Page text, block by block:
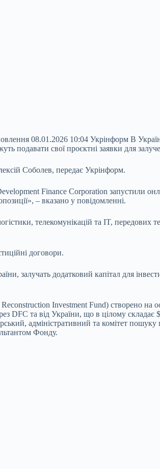
08.01.2026 10:04 Укрінформ В
подавати свої проєктні заявки для
Соболев, передає Укрінформ.
Finance Corporation запустили
– вказано у повідомленні.
телекомунікацій та IT, передових
договори.
залучать додатковий капітал для
Investment Fund) створено
та від України, що в цілому складає
адміністративний та комітет
Фонду.